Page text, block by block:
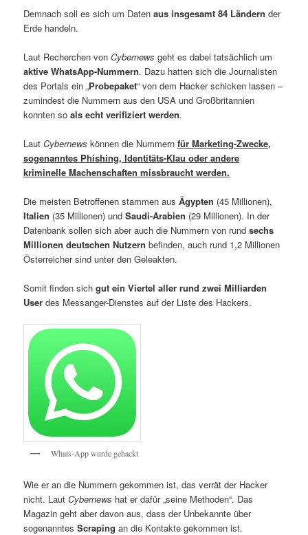
Demnach soll es sich um Daten aus insgesamt 84 Ländern der
Erde handeln.
Laut Recherchen vonCybernews geht es dabei tatsächlich um
aktive WhatsApp-Nummern. Dazu hatten sich die Journalisten
des Portals ein „Probepaket“ von dem Hacker schicken lassen –
zumindest die Nummern aus den USA und Großbritannien
konnten soals echt verifiziert werden.
LautCybernews können die Nummernfür Marketing-Zwecke,
sogenanntes Phishing, Identitäts-Klau oder andere
kriminelle Machenschaften missbraucht werden.
Die meisten Betroffenen stammen ausÄgypten (45 Millionen),
Italien (35 Millionen) undSaudi-Arabien (29 Millionen). In der
Datenbank sollen sich aber auch die Nummern von rundsechs
Millionen deutschen Nutzern befinden, auch rund 1,2 Millionen
Österreicher sind unter den Geleakten.
Somit finden sichgut ein Viertel aller rund zwei Milliarden
User des Messanger-Dienstes auf der Liste des Hackers.
Whats-App wurde gehackt
Wie er an die Nummern gekommen ist, das verrät der Hacker
nicht. LautCybernews hat er dafür „seine Methoden“. Das
Magazin geht aber davon aus, dass der Unbekannte über
sogenanntesScraping an die Kontakte gekommen ist.